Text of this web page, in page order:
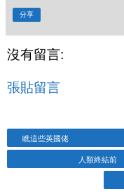
分享
沒有留言:
張貼留言
瞧這些英國佬
人類終結前